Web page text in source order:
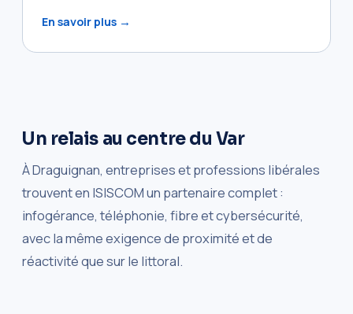
En savoir plus →
Un relais au centre du Var
À Draguignan, entreprises et professions libérales
trouvent en ISISCOM un partenaire complet :
infogérance, téléphonie, fibre et cybersécurité,
avec la même exigence de proximité et de
réactivité que sur le littoral.